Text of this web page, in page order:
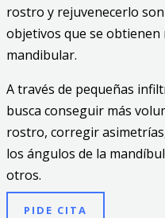
rostro y rejuvenecerlo
objetivos que se
mandibular.
A través de pequeñas
busca conseguir más
rostro, corregir
los ángulos de la
otros.
PIDE CITA